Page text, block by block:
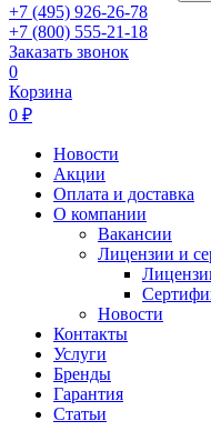
+7 (495) 926-26-78
+7 (800) 555-21-18
Заказать звонок
0
Корзина
0 ₽
Новости
Акции
Оплата и доставка
О компании
Вакансии
Лицензии и
Новости
Контакты
Услуги
Бренды
Гарантия
Статьи